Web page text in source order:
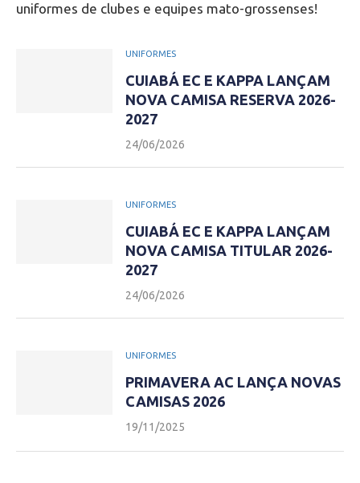
uniformes de clubes e equipes mato-grossenses!
UNIFORMES
CUIABÁ EC E KAPPA LANÇAM
NOVA CAMISA RESERVA 2026-
2027
24/06/2026
UNIFORMES
CUIABÁ EC E KAPPA LANÇAM
NOVA CAMISA TITULAR 2026-
2027
24/06/2026
UNIFORMES
PRIMAVERA AC LANÇA NOVAS
CAMISAS 2026
19/11/2025